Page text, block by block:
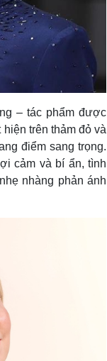
– tác phẩm được
trên thảm đỏ và
điểm sang trọng.
cảm và bí ẩn, tình
nhàng phản ánh